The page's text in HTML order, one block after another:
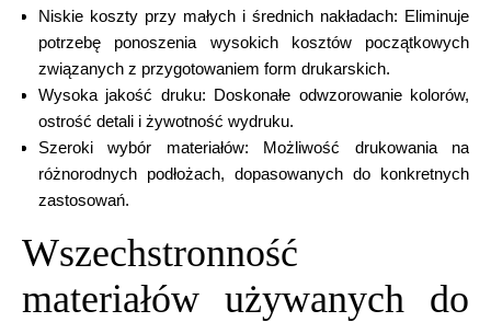
Niskie koszty przy małych i średnich nakładach: Eliminuje
potrzebę ponoszenia wysokich kosztów początkowych
związanych z przygotowaniem form drukarskich.
Wysoka jakość druku: Doskonałe odwzorowanie kolorów,
ostrość detali i żywotność wydruku.
Szeroki wybór materiałów: Możliwość drukowania na
różnorodnych podłożach, dopasowanych do konkretnych
zastosowań.
Wszechstronność
materiałów używanych do